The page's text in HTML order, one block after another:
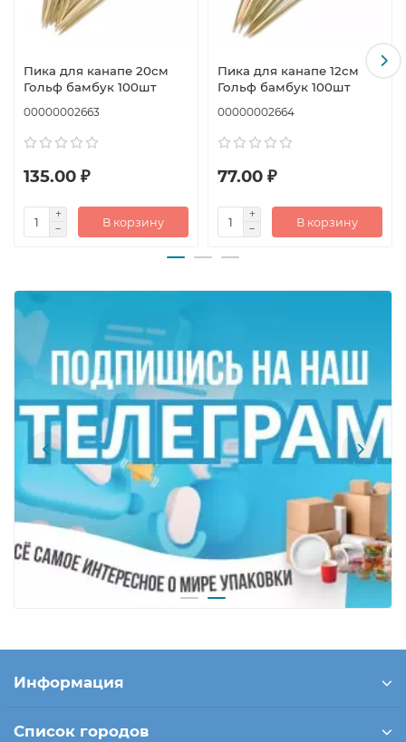
подачи закусок и десертов.
Пика для канапе 20см
Гольф бамбук 100шт
00000002663
135.00 ₽
В корзину
Пика для канапе 12см
Гольф бамбук 100шт
00000002664
77.00 ₽
В корзину
Информация
Список городов